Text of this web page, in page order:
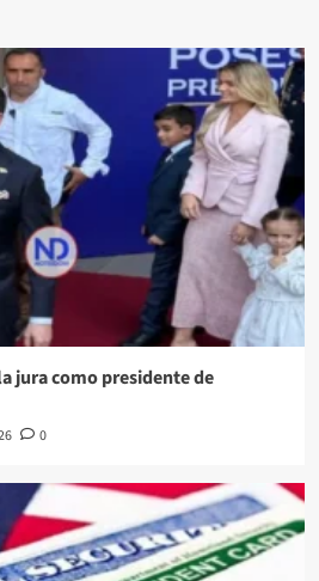
jura como presidente de
0